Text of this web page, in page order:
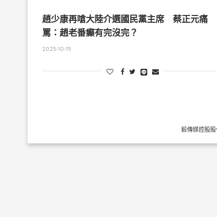
趙少康再嗆大陸介選國民黨主席 蔡正元痛
罵：趙老番癲有完沒完？
2025-10-15
毅傳媒控股